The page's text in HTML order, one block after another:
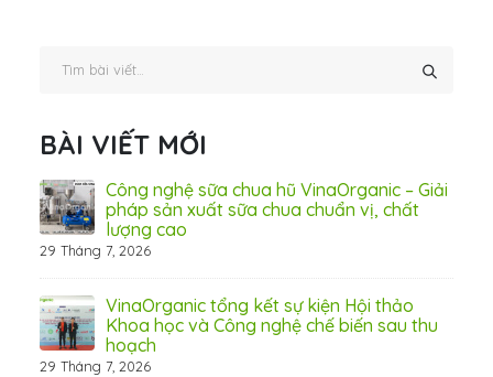
BÀI VIẾT MỚI
Công nghệ sữa chua hũ VinaOrganic – Giải
pháp sản xuất sữa chua chuẩn vị, chất
lượng cao
29 Tháng 7, 2026
VinaOrganic tổng kết sự kiện Hội thảo
Khoa học và Công nghệ chế biến sau thu
hoạch
29 Tháng 7, 2026